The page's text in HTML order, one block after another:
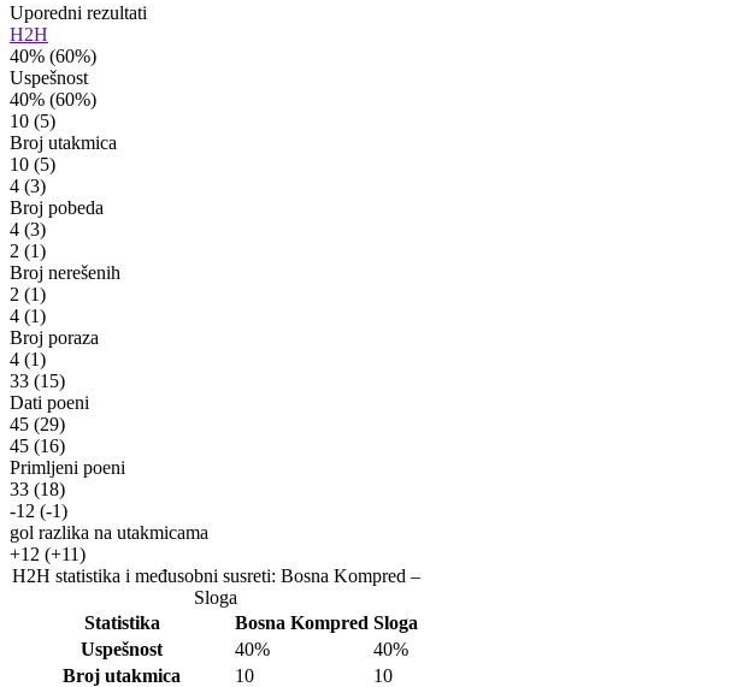
Uporedni rezultati
H2H
40% (60%)
Uspešnost
40% (60%)
10 (5)
Broj utakmica
10 (5)
4 (3)
Broj pobeda
4 (3)
2 (1)
Broj nerešenih
2 (1)
4 (1)
Broj poraza
4 (1)
33 (15)
Dati poeni
45 (29)
45 (16)
Primljeni poeni
33 (18)
-12 (-1)
gol razlika na utakmicama
+12 (+11)
H2H statistika i međusobni susreti: Bosna Kompred –
Sloga
Statistika
Bosna Kompred Sloga
Uspešnost
40%
40%
Broj utakmica
10 10